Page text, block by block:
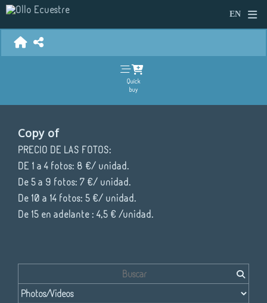
Quick
buy
Copy of
PRECIO DE LAS FOTOS:
DE 1 a 4 fotos: 8 €/ unidad.
De 5 a 9 fotos: 7 €/ unidad.
De 10 a 14 fotos: 5 €/ unidad.
De 15 en adelante : 4,5 € /unidad.